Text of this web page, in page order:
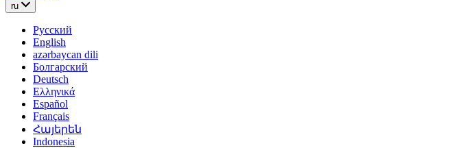
ru
Русский
English
azərbaycan dili
Болгарский
Deutsch
Ελληνικά
Español
Français
Հայերեն
Indonesia